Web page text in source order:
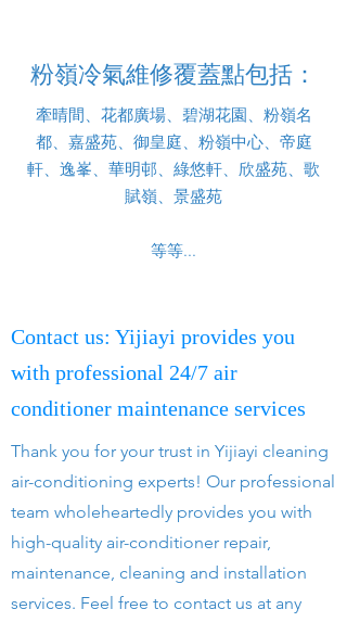
粉嶺冷氣維修覆蓋點包括：
牽晴間、花都廣場、碧湖花園、粉嶺名
都、嘉盛苑、御皇庭、粉嶺中心、帝庭
軒、逸峯、華明邨、綠悠軒、欣盛苑、歌
賦嶺、景盛苑
等等...
Contact us: Yijiayi provides you
with professional 24/7 air
conditioner maintenance services
Thank you for your trust in Yijiayi cleaning
air-conditioning experts! Our professional
team wholeheartedly provides you with
high-quality air-conditioner repair,
maintenance, cleaning and installation
services. Feel free to contact us at any